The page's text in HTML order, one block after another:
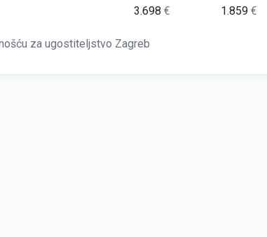
3.698€ 1.859€
za ugostiteljstvo Zagreb